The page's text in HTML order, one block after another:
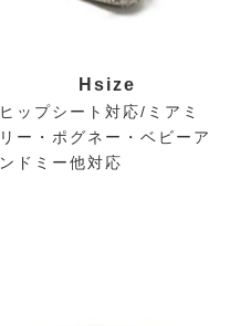
Hsize
ヒップシート対応/ミアミ
リー・ポグネー・ベビーア
ンドミー他対応